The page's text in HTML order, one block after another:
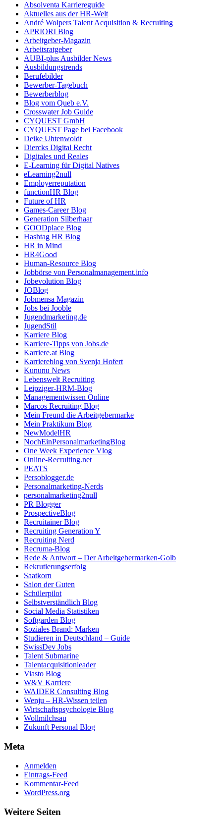
Absolventa Karriereguide
Aktuelles aus der HR-Welt
André Wolpers Talent Acquisition & Recruiting
APRIORI Blog
Arbeitgeber-Magazin
Arbeitsratgeber
AUBI-plus Ausbilder News
Ausbildungstrends
Berufebilder
Bewerber-Tagebuch
Bewerberblog
Blog vom Queb e.V.
Crosswater Job Guide
CYQUEST GmbH
CYQUEST Page bei Facebook
Deike Uhtenwoldt
Diercks Digital Recht
Digitales und Reales
E-Learning für Digital Natives
eLearning2null
Employerreputation
functionHR Blog
Future of HR
Games-Career Blog
Generation Silberhaar
GOODplace Blog
Hashtag HR Blog
HR in Mind
HR4Good
Human-Resource Blog
Jobbörse von Personalmanagement.info
Jobevolution Blog
JOBlog
Jobmensa Magazin
Jobs bei Jooble
Jugendmarketing.de
JugendStil
Karriere Blog
Karriere-Tipps von Jobs.de
Karriere.at Blog
Karriereblog von Svenja Hofert
Kununu News
Lebenswelt Recruiting
Leipziger-HRM-Blog
Managementwissen Online
Marcos Recruiting Blog
Mein Freund die Arbeitgebermarke
Mein Praktikum Blog
NewModelHR
NochEinPersonalmarketingBlog
One Week Experience Vlog
Online-Recruiting.net
PEATS
Persoblogger.de
Personalmarketing-Nerds
personalmarketing2null
PR Blogger
ProspectiveBlog
Recruitainer Blog
Recruiting Generation Y
Recruiting Nerd
Recruma-Blog
Rede & Antwort – Der Arbeitgebermarken-Golb
Rekrutierungserfolg
Saatkorn
Salon der Guten
Schülerpilot
Selbstverständlich Blog
Social Media Statistiken
Softgarden Blog
Soziales Brand: Marken
Studieren in Deutschland – Guide
SwissDev Jobs
Talent Submarine
Talentacquisitionleader
Viasto Blog
W&V Karriere
WAIDER Consulting Blog
Wenju – HR-Wissen teilen
Wirtschaftspsychologie Blog
Wollmilchsau
Zukunft Personal Blog
Meta
Anmelden
Eintrags-Feed
Kommentar-Feed
WordPress.org
Weitere Seiten